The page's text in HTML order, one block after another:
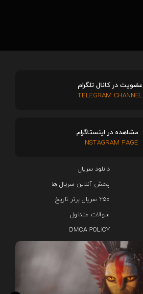
دانلود سریال‌
پخش آنلاین سریال ها
۲۵۰ سریال برتر تاریخ
سوالات متداول
DMCA POLICY
عضویت در کانال تلگرام
TELEGRAM CHANNEL
مشاهده در اینستاگرام
INSTAGRAM PAGE